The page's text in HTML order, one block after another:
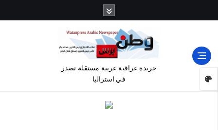
جريدة عراقية عربية مستقلة تصدر
في استراليا